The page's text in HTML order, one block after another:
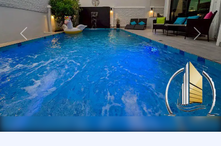
ก่อนหน้า ถัดไป